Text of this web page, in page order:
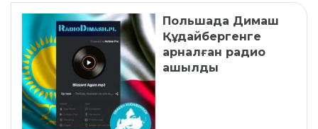
Польшада Димаш
Құдайбергенге
арналған радио
ашылды